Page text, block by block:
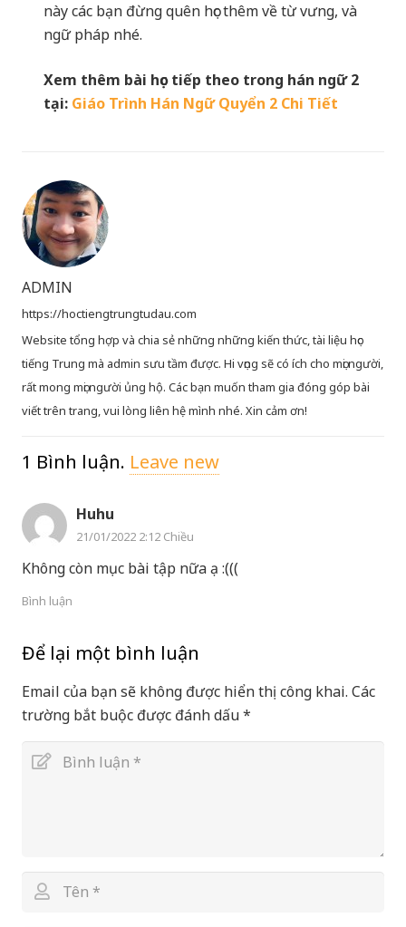
này các bạn đừng quên học thêm về từ vưng, và
ngữ pháp nhé.
Xem thêm bài học tiếp theo trong hán ngữ 2
tại: Giáo Trình Hán Ngữ Quyển 2 Chi Tiết
ADMIN
https://hoctiengtrungtudau.com
Website tổng hợp và chia sẻ những những kiến thức, tài liệu học
tiếng Trung mà admin sưu tầm được. Hi vọng sẽ có ích cho mọi người,
rất mong mọi người ủng hộ. Các bạn muốn tham gia đóng góp bài
viết trên trang, vui lòng liên hệ mình nhé. Xin cảm ơn!
1 Bình luận. Leave new
Huhu
21/01/2022 2:12 Chiều
Không còn mục bài tập nữa ạ :(((
Bình luận
Để lại một bình luận
Email của bạn sẽ không được hiển thị công khai. Các
trường bắt buộc được đánh dấu*